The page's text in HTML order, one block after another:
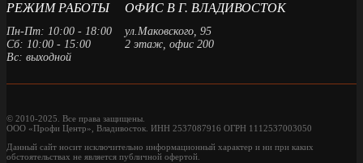
РЕЖИМ РАБОТЫ
Пн-Пт: 10:00 - 18:00
Сб: 10:00 - 15:00
Вс: выходной
ОФИС В Г. ВЛАДИВОСТОК
ул.Маковского, 95
2 этаж, офис 200
© 2010-2025. Все права защищены.
ООО «Профи Центр», Владивосток. ИНН 2537087916 ОГРН 1112537003050
Данный сайт носит исключительно информационный характер и ни при каких
обстоятельствах не является публичной офертой.